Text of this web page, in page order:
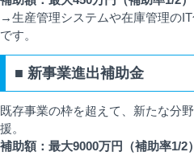
→生産管理システムや在庫管理の
です。
■ 新事業進出補助金
既存事業の枠を超えて、新たな分
援。
補助額：最大9000万円（補助率1/2）